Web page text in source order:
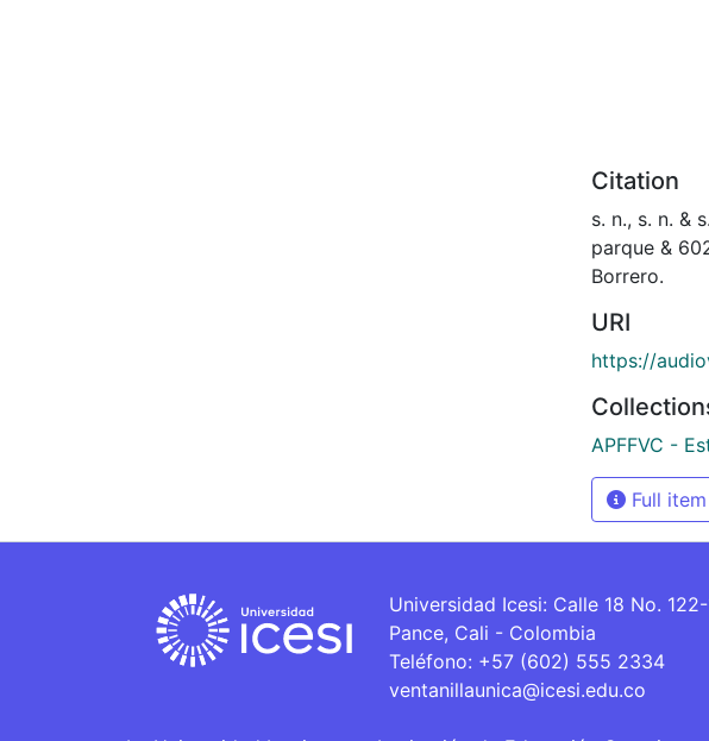
Citation
s. n., s. n. &
parque &
Borrero.
URI
https://
APFFVC -
Full
Universidad Icesi: Calle 18 No.
Pance, Cali - Colombia
Teléfono: +57 (602) 555 2334
ventanillaunica@icesi.edu.co